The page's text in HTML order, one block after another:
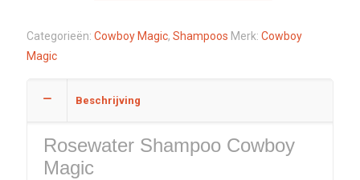
Categorieën: Cowboy Magic, Shampoos Merk: Cowboy
Magic
Beschrijving
Rosewater Shampoo Cowboy
Magic